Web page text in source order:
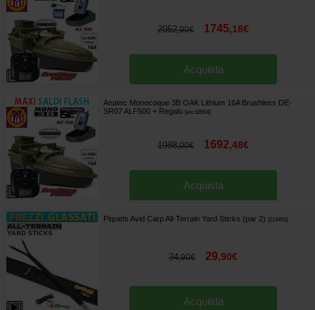
2052,90€ 1745,18€
Acquista
Anatec Monocoque 3B OAK Lithium 16A Brushless DE-
SR07 ALF500 + Regalo [esc18564]
1988,00€ 1692,48€
Acquista
Piquets Avid Carp All-Terrain Yard Sticks (par 2) 213455]
34,90€ 29,90€
Acquista